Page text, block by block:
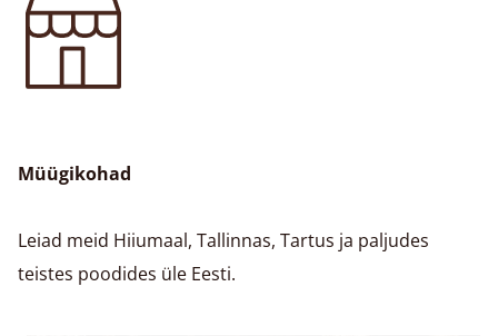
Müügikohad
Leiad meid Hiiumaal, Tallinnas, Tartus ja paljudes
teistes poodides üle Eesti.